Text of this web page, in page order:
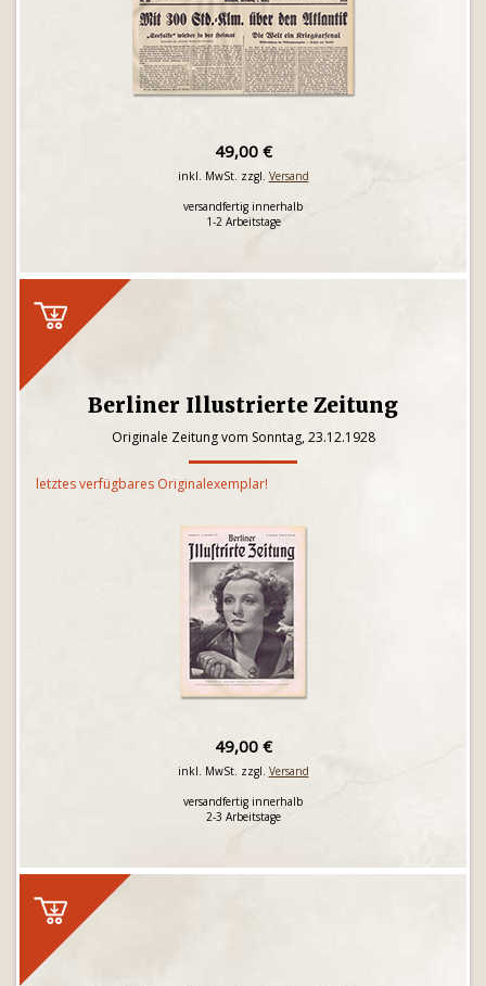
49,00 €
inkl. MwSt. zzgl. Versand
versandfertig innerhalb
1-2 Arbeitstage
Berliner Illustrierte Zeitung
Originale Zeitung vom Sonntag, 23.12.1928
letztes verfügbares Originalexemplar!
49,00 €
inkl. MwSt. zzgl. Versand
versandfertig innerhalb
2-3 Arbeitstage